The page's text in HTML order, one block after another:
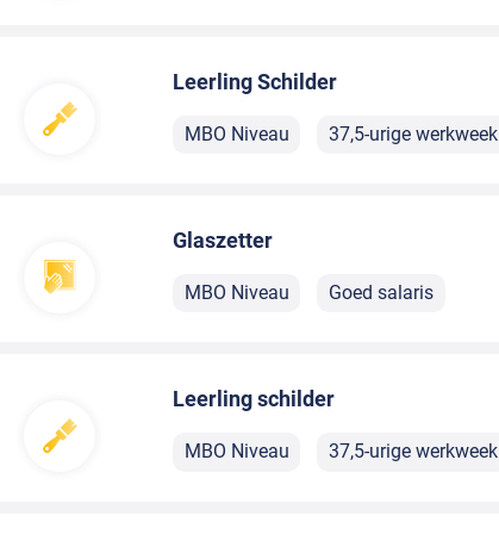
Leerling Schilder
MBO Niveau 37,5-urige werkweek
Glaszetter
MBO Niveau Goed salaris
Leerling schilder
MBO Niveau 37,5-urige werkweek